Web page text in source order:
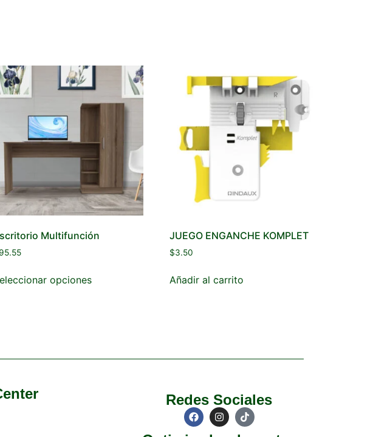
Multifunción
95.55
opciones
JUEGO ENGANCHE KOMPLET
$3.50
Añadir al carrito
Redes Sociales